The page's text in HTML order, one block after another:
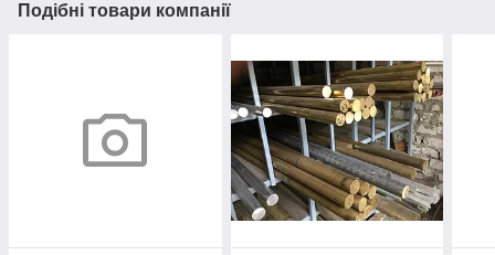
Подібні товари компанії